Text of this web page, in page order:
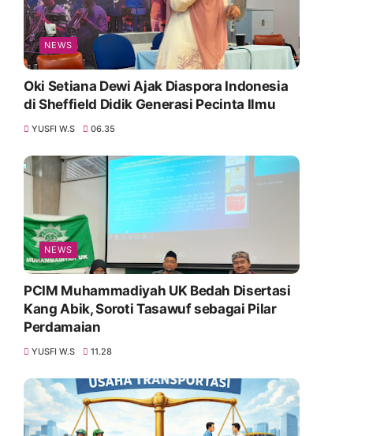
NEWS
Oki Setiana Dewi Ajak Diaspora Indonesia
di Sheffield Didik Generasi Pecinta Ilmu
YUSFI W.S 06.35
NEWS
PCIM Muhammadiyah UK Bedah Disertasi
Kang Abik, Soroti Tasawuf sebagai Pilar
Perdamaian
YUSFI W.S 11.28